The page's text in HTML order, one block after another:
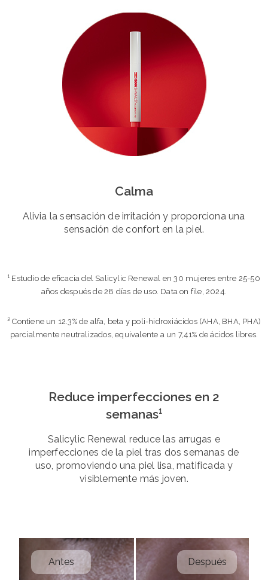
Calma
Alivia la sensación de irritación y proporciona una
sensación de confort en la piel.
¹ Estudio de eficacia del Salicylic Renewal en 30 mujeres entre 25-50
años después de 28 días de uso. Data on file, 2024.
² Contiene un 12.3% de alfa, beta y poli-hidroxiácidos (AHA, BHA, PHA)
parcialmente neutralizados, equivalente a un 7,41% de ácidos libres.
Reduce imperfecciones en 2
semanas¹
Salicylic Renewal reduce las arrugas e
imperfecciones de la piel tras dos semanas de
uso, promoviendo una piel lisa, matificada y
visiblemente más joven.
Antes Después